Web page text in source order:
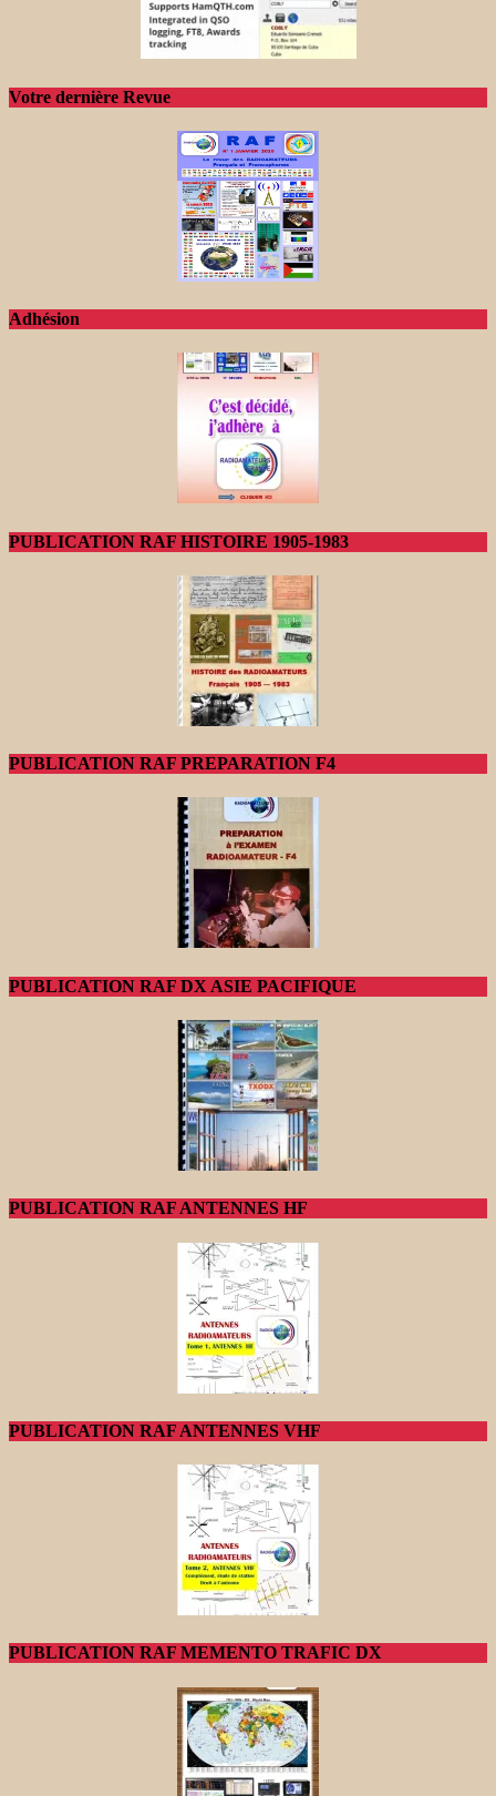
Votre dernière Revue
Adhésion
PUBLICATION RAF HISTOIRE 1905-1983
PUBLICATION RAF PREPARATION F4
PUBLICATION RAF DX ASIE PACIFIQUE
PUBLICATION RAF ANTENNES HF
PUBLICATION RAF ANTENNES VHF
PUBLICATION RAF MEMENTO TRAFIC DX